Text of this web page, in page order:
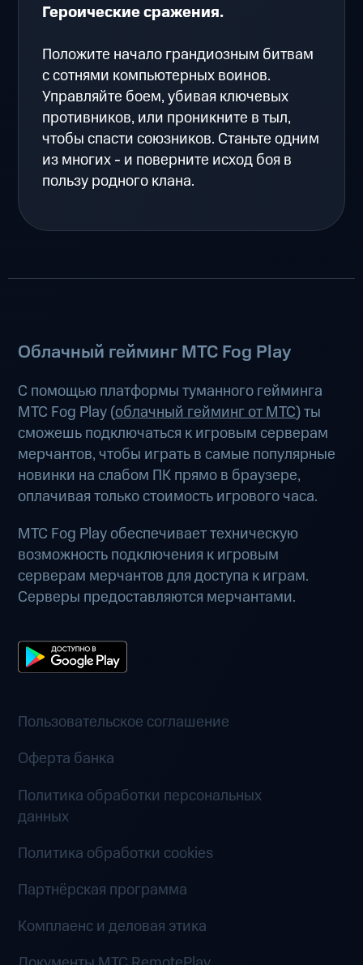
Героические сражения.
Положите начало грандиозным битвам
с сотнями компьютерных воинов.
Управляйте боем, убивая ключевых
противников, или проникните в тыл,
чтобы спасти союзников. Станьте одним
из многих - и поверните исход боя в
пользу родного клана.
Облачный гейминг МТС Fog Play
С помощью платформы туманного гейминга
МТС Fog Play (облачный гейминг от МТС) ты
сможешь подключаться к игровым серверам
мерчантов, чтобы играть в самые популярные
новинки на слабом ПК прямо в браузере,
оплачивая только стоимость игрового часа.
МТС Fog Play обеспечивает техническую
возможность подключения к игровым
серверам мерчантов для доступа к играм.
Серверы предоставляются мерчантами.
Пользовательское соглашение
Оферта банка
Политика обработки персональных
данных
Политика обработки cookies
Партнёрская программа
Комплаенс и деловая этика